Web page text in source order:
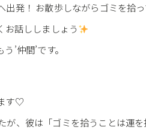
発！ お散歩しながらゴミを拾
お話ししましょう
’仲間’です。
す♡
、彼は「ゴミを拾うことは運